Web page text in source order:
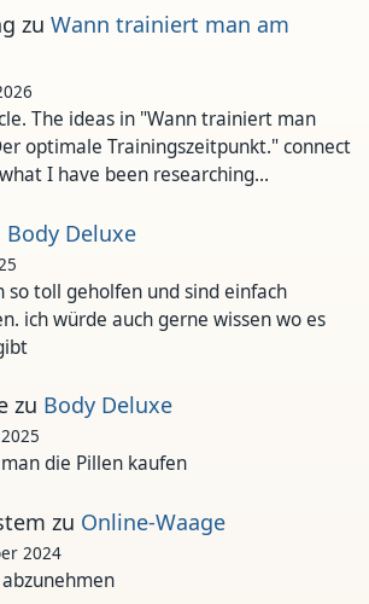
zu Wann trainiert man am
The ideas in "Wann trainiert man
optimale Trainingszeitpunkt." connect
I have been researching…
Body Deluxe
so toll geholfen und sind einfach
ich würde auch gerne wissen wo es
zu Body Deluxe
die Pillen kaufen
zu Online-Waage
2024